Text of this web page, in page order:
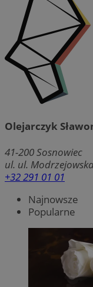
Olejarczyk
41-200Sosnowiec
ul. ul.
+32 291 01 01
Najnowsze
Popularne